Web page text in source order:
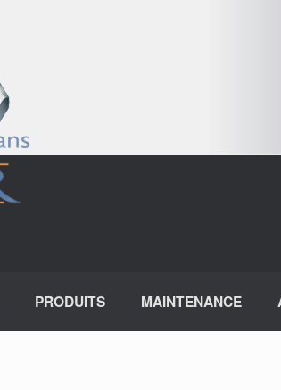
PRODUITS MAINTENANCE